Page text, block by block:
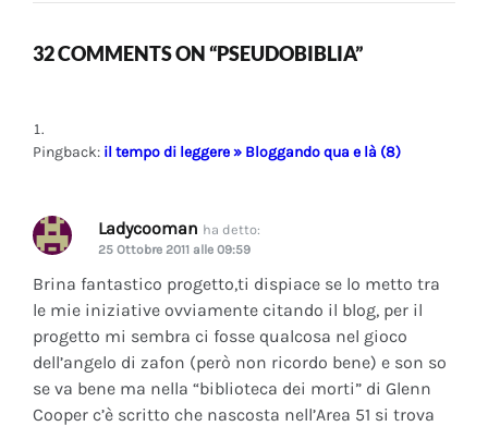
32 COMMENTS ON “PSEUDOBIBLIA”
Pingback: il tempo di leggere » Bloggando qua e là (8)
Ladycooman ha detto:
25 Ottobre 2011 alle 09:59
Brina fantastico progetto,ti dispiace se lo metto tra
le mie iniziative ovviamente citando il blog, per il
progetto mi sembra ci fosse qualcosa nel gioco
dell’angelo di zafon (però non ricordo bene) e son so
se va bene ma nella “biblioteca dei morti” di Glenn
Cooper c’è scritto che nascosta nell’Area 51 si trova